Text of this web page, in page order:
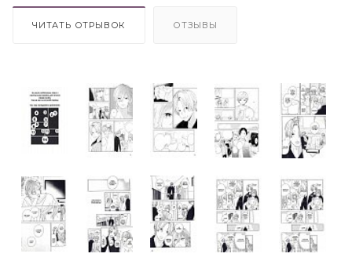
ЧИТАТЬ ОТРЫВОК ОТЗЫВЫ